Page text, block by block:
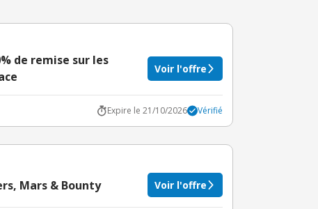
de remise sur les
Voir l'offre
Expire le 21/10/2026 Vérifié
Mars & Bounty Voir l'offre